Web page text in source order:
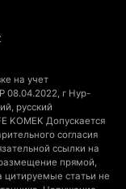
296
проект
на учет
08.04.2022, г Нур-
русский
KOMEK Допускается
согласия
ссылки на
прямой,
цитируемые статьи не